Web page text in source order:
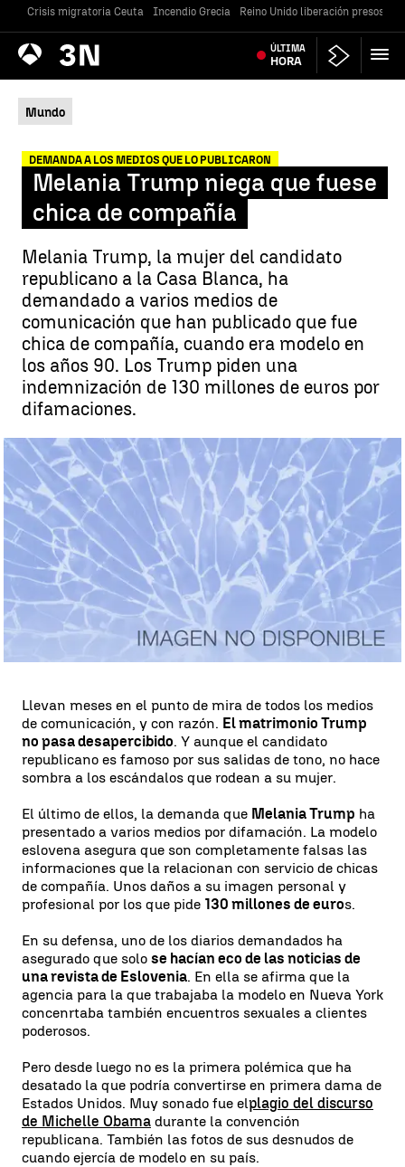
Crisis migratoria Ceuta Incendio Grecia Reino Unido liberación presos
Antena
3 Noticias ÚLTIMA
HORA
Mundo
DEMANDA A LOS MEDIOS QUE LO PUBLICARON
Melania Trump niega que fuese
chica de compañía
Melania Trump, la mujer del candidato
republicano a la Casa Blanca, ha
demandado a varios medios de
comunicación que han publicado que fue
chica de compañía, cuando era modelo en
los años 90. Los Trump piden una
indemnización de 130 millones de euros por
difamaciones.
Melania Trump niega que fuese chica de compañía | antena3.com
Antena 3 Noticias Madrid
Publicado:03 de julio de 2018, 02:03
WhatsappFacebook
X Linkedin
Llevan meses en el punto de mira de todos los medios
de comunicación, y con razón. El matrimonio Trump
no pasa desapercibido. Y aunque el candidato
republicano es famoso por sus salidas de tono, no hace
sombra a los escándalos que rodean a su mujer.
El último de ellos, la demanda que Melania Trump ha
presentado a varios medios por difamación. La modelo
eslovena asegura que son completamente falsas las
informaciones que la relacionan con servicio de chicas
de compañía. Unos daños a su imagen personal y
profesional por los que pide 130 millones de euros.
En su defensa, uno de los diarios demandados ha
asegurado que solo se hacían eco de las noticias de
una revista de Eslovenia. En ella se afirma que la
agencia para la que trabajaba la modelo en Nueva York
concenrtaba también encuentros sexuales a clientes
poderosos.
Pero desde luego no es la primera polémica que ha
desatado la que podría convertirse en primera dama de
Estados Unidos. Muy sonado fue elplagio del discurso
de Michelle Obama durante la convención
republicana. También las fotos de sus desnudos de
cuando ejercía de modelo en su país.